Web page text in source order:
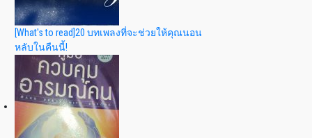
[What's to read]20 บทเพลงที่จะช่วยให้คุณนอน
หลับในคืนนี้!